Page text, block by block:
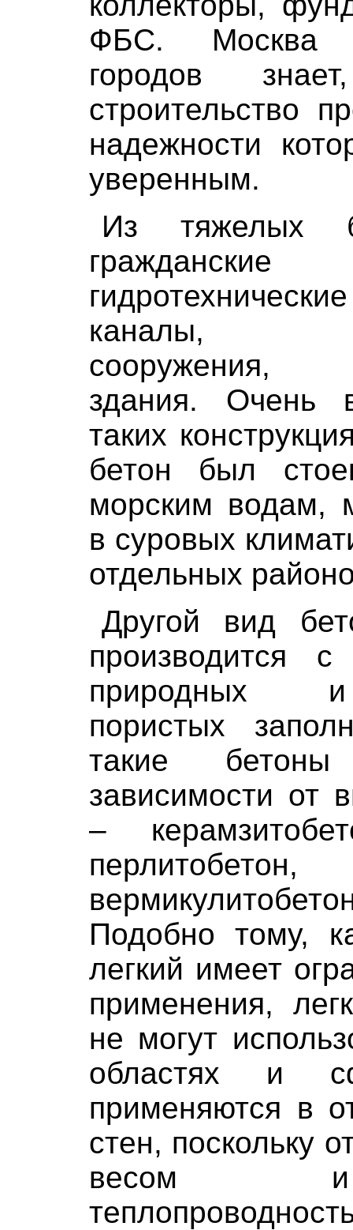
ФБС. Москва
городов
строительство
надежности
уверенным.
Из тяжелых
каналы,
сооружения,
здания. Очень
таких
бетон был
морским водам,
в суровых
отдельных
Другой вид
производится с
природных и
пористых
такие
зависимости от
–
Подобно тому,
легкий имеет
применения,
не могут
областях и
применяются в
стен, поскольку
весом